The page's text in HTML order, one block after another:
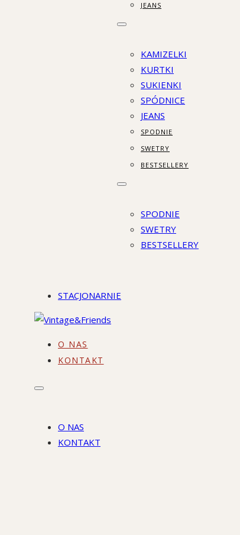
JEANS
KAMIZELKI
KURTKI
SUKIENKI
SPÓDNICE
JEANS
SPODNIE
SWETRY
BESTSELLERY
SPODNIE
SWETRY
BESTSELLERY
STACJONARNIE
O NAS
KONTAKT
O NAS
KONTAKT